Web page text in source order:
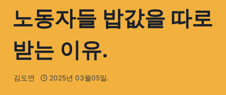
노동자들 밥값을 따로
받는 이유.
김도연 2025년 03월05일.